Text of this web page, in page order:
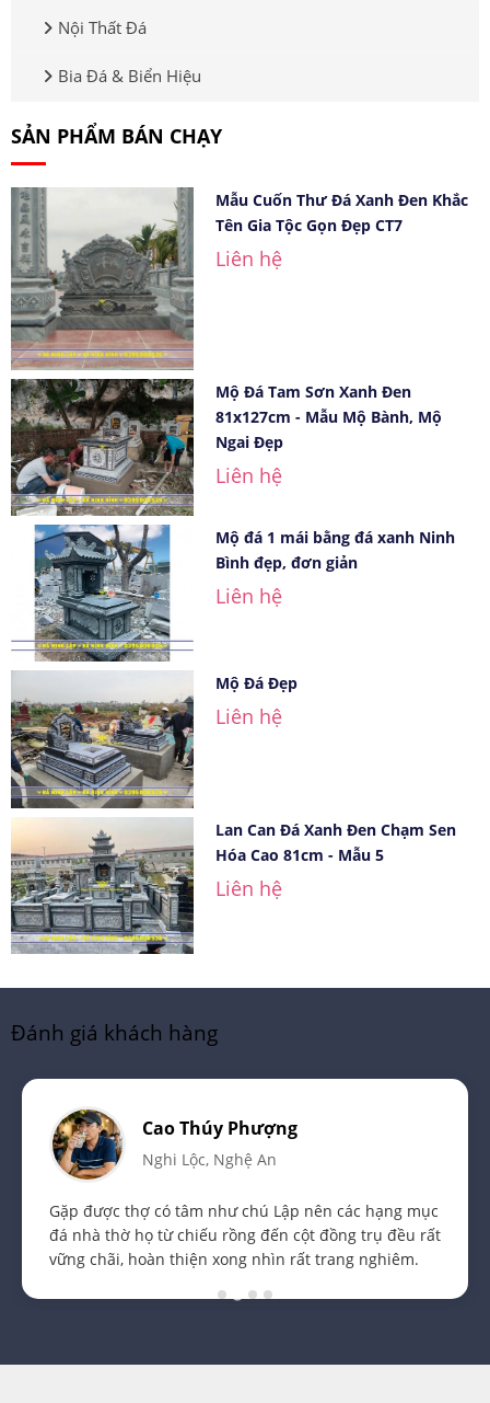
Nội Thất Đá
Bia Đá & Biển Hiệu
SẢN PHẨM BÁN CHẠY
Mẫu Cuốn Thư Đá Xanh Đen Khắc
Tên Gia Tộc Gọn Đẹp CT7
Liên hệ
Mộ Đá Tam Sơn Xanh Đen
81x127cm - Mẫu Mộ Bành, Mộ
Ngai Đẹp
Liên hệ
Mộ đá 1 mái bằng đá xanh Ninh
Bình đẹp, đơn giản
Liên hệ
Mộ Đá Đẹp
Liên hệ
Lan Can Đá Xanh Đen Chạm Sen
Hóa Cao 81cm - Mẫu 5
Liên hệ
Đánh giá khách hàng
Cao Thúy Phượng
Nghi Lộc, Nghệ An
Gặp được thợ có tâm như chú Lập nên các hạng mục
đá nhà thờ họ từ chiếu rồng đến cột đồng trụ đều rất
vững chãi, hoàn thiện xong nhìn rất trang nghiêm.